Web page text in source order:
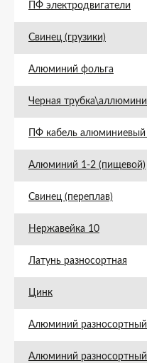
ПФ электродвигатели
Свинец (грузики)
Алюминий фольга
Черная
ПФ кабель
Алюминий 1-2 (пищевой)
Свинец (переплав)
Нержавейка 10
Латунь разносортная
Цинк
Алюминий разносортный
Алюминий разносортный